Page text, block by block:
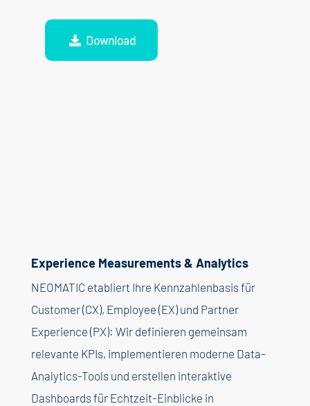
Download
Experience Measurements & Analytics
NEOMATIC etabliert Ihre Kennzahlenbasis für
Customer (CX), Employee (EX) und Partner
Experience (PX): Wir definieren gemeinsam
relevante KPIs, implementieren moderne Data-
Analytics-Tools und erstellen interaktive
Dashboards für Echtzeit-Einblicke in